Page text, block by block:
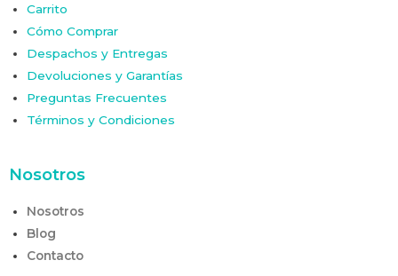
Carrito
Cómo Comprar
Despachos y Entregas
Devoluciones y Garantías
Preguntas Frecuentes
Términos y Condiciones
Nosotros
Nosotros
Blog
Contacto